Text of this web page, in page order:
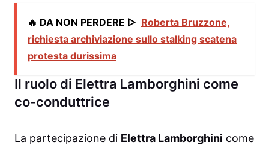
🔥 DA NON PERDERE ▷ Roberta Bruzzone,
richiesta archiviazione sullo stalking scatena
protesta durissima
Il ruolo di Elettra Lamborghini come
co-conduttrice
La partecipazione di Elettra Lamborghini come